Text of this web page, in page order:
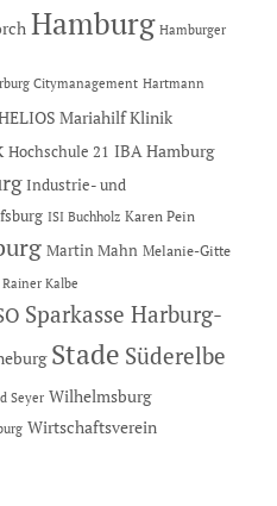
Hamburg Hamburger
Citymanagement Hartmann
Mariahilf Klinik
Hochschule 21 IBA Hamburg
Industrie- und
ISI Buchholz Karen Pein
Martin Mahn Melanie-Gitte
Rainer Kalbe
Sparkasse Harburg-
Stade Süderelbe
Seyer Wilhelmsburg
Wirtschaftsverein